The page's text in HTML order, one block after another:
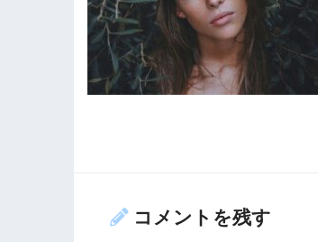
コメントを残す